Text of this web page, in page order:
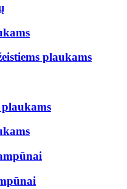
plaukams
plaukams